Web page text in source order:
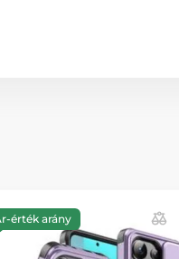
érték arány